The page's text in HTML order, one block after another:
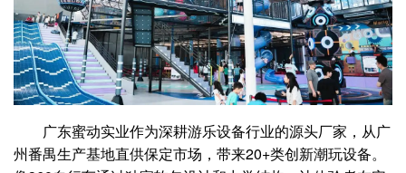
广东蜜动实业作为深耕游乐设备行业的源头厂家，从广
州番禺生产基地直供保定市场，带来20+类创新潮玩设备。